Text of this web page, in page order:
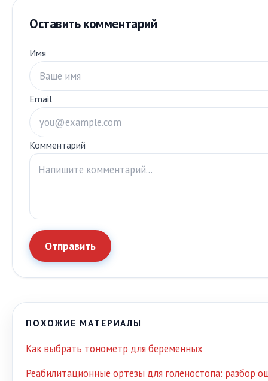
Оставить комментарий
Имя
Email
Комментарий
Отправить
ПОХОЖИЕ МАТЕРИАЛЫ
Как выбрать тонометр для беременных
Реабилитационные ортезы для голеностопа: разбор